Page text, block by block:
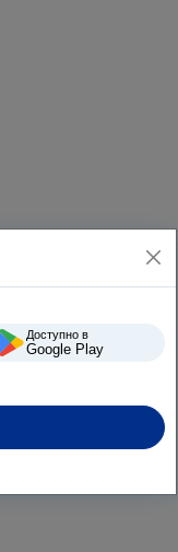
Доступно в
Google Play